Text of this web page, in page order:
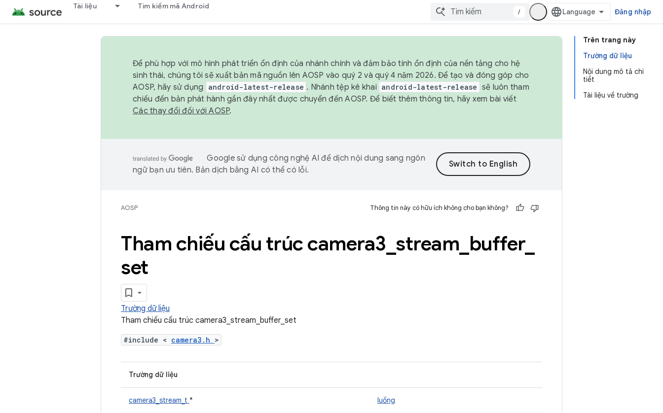
Tài liệu Tìm kiếm mã Android
/ Đăng nhập
Trên trang này
Trường dữ liệu
Nội dung mô tả chi
tiết
Tài liệu về trường
Để phù hợp với mô hình phát triển ổn định của nhánh chính và đảm bảo tính ổn định của nền tảng cho hệ
sinh thái, chúng tôi sẽ xuất bản mã nguồn lên AOSP vào quý 2 và quý 4 năm 2026. Để tạo và đóng góp cho
AOSP, hãy sử dụng
android-latest-release . Nhánh tệp kê khai android-latest-release sẽ luôn tham
chiếu đến bản phát hành gần đây nhất được chuyển đến AOSP. Để biết thêm thông tin, hãy xem bài viết
Các thay đổi đối với AOSP.
Google sử dụng công nghệ AI để dịch nội dung sang ngôn
ngữ bạn ưu tiên. Bản dịch bằng AI có thể có lỗi.
AOSP Thông tin này có hữu ích không cho bạn không?
Tham chiếu cấu trúc camera3 stream buffer_
set
Trường dữ liệu
Tham chiếu cấu trúc camera3_stream_buffer_set
#include < camera3.h >
Trường dữ liệu
camera3_stream_t * luồng